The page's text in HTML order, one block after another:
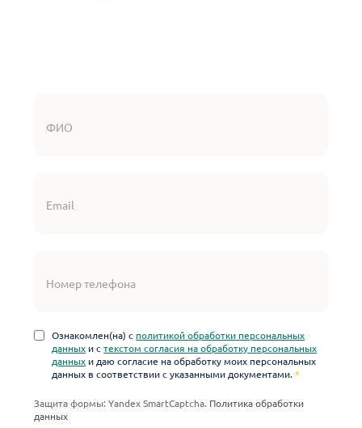
Ознакомлен(на) с политикой обработки персональных
данных и стекстом согласия на обработку персональных
данных и даю согласие на обработку моих персональных
данных в соответствии с указанными документами.*
Защита формы: Yandex SmartCaptcha. Политика обработки
данных